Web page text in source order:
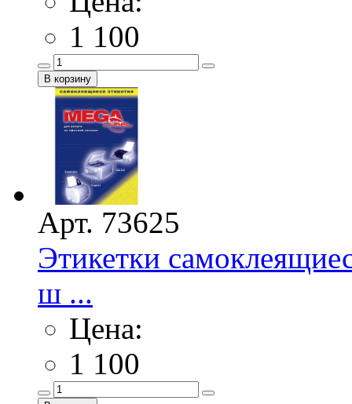
1 100
Арт. 73625
Этикетки
ш ...
Цена:
1 100